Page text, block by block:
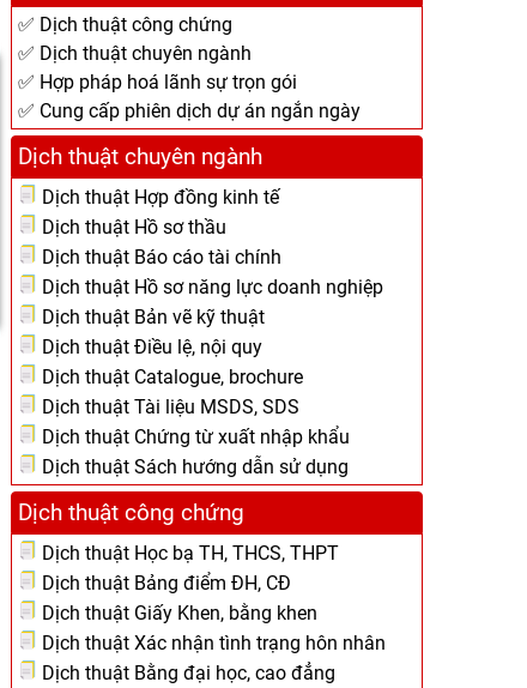
✅ Dịch thuật công chứng
✅ Dịch thuật chuyên ngành
✅ Hợp pháp hoá lãnh sự trọn gói
✅ Cung cấp phiên dịch dự án ngắn ngày
Dịch thuật chuyên ngành
Dịch thuật Hợp đồng kinh tế
Dịch thuật Hồ sơ thầu
Dịch thuật Báo cáo tài chính
Dịch thuật Hồ sơ năng lực doanh nghiệp
Dịch thuật Bản vẽ kỹ thuật
Dịch thuật Điều lệ, nội quy
Dịch thuật Catalogue, brochure
Dịch thuật Tài liệu MSDS, SDS
Dịch thuật Chứng từ xuất nhập khẩu
Dịch thuật Sách hướng dẫn sử dụng
Dịch thuật công chứng
Dịch thuật Học bạ TH, THCS, THPT
Dịch thuật Bảng điểm ĐH, CĐ
Dịch thuật Giấy Khen, bằng khen
Dịch thuật Xác nhận tình trạng hôn nhân
Dịch thuật Bằng đại học, cao đẳng